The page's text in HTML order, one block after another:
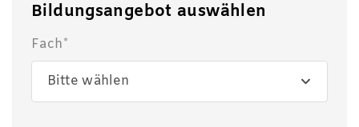
Bildungsangebot auswählen
Fach*
Bitte wählen